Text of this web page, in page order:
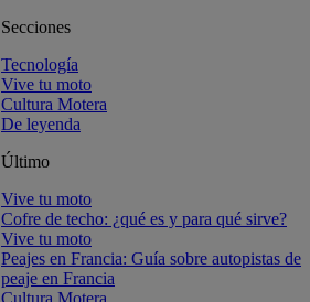
Secciones
Tecnología
Vive tu moto
Cultura Motera
De leyenda
Último
Vive tu moto
Cofre de techo: ¿qué es y para qué sirve?
Vive tu moto
Peajes en Francia: Guía sobre autopistas de
peaje en Francia
Cultura Motera